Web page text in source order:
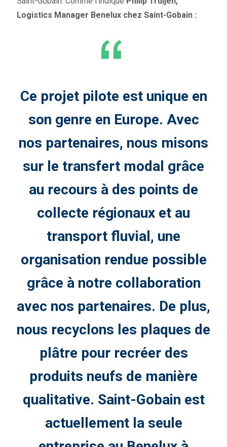
Logistics Manager Benelux chez Saint-Gobain :
Ce projet pilote est unique en
son genre en Europe. Avec
nos partenaires, nous misons
sur le transfert modal grâce
au recours à des points de
collecte régionaux et au
transport fluvial, une
organisation rendue possible
grâce à notre collaboration
avec nos partenaires. De plus,
nous recyclons les plaques de
plâtre pour recréer des
produits neufs de manière
qualitative. Saint-Gobain est
actuellement la seule